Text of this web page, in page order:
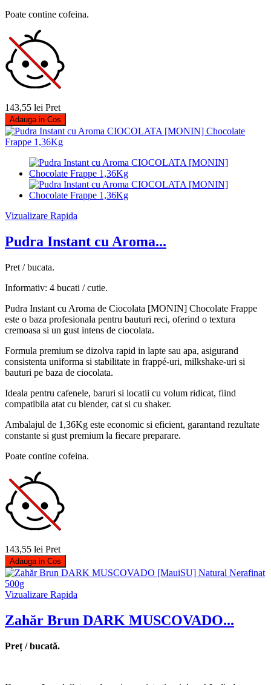
Poate contine cofeina.
143,55 lei Pret
Adauga in Cos
Vizualizare Rapida
Pudra Instant cu Aroma...
Pret / bucata.
Informativ: 4 bucati / cutie.
Pudra Instant cu Aroma de Ciocolata [MONIN] Chocolate Frappe
este o baza profesionala pentru bauturi reci, oferind o textura
cremoasa si un gust intens de ciocolata.
Formula premium se dizolva rapid in lapte sau apa, asigurand
consistenta uniforma si stabilitate in frappé-uri, milkshake-uri si
bauturi pe baza de ciocolata.
Ideala pentru cafenele, baruri si locatii cu volum ridicat, fiind
compatibila atat cu blender, cat si cu shaker.
Ambalajul de 1,36Kg este economic si eficient, garantand rezultate
constante si gust premium la fiecare preparare.
Poate contine cofeina.
143,55 lei Pret
Adauga in Cos
Vizualizare Rapida
Zahăr Brun DARK MUSCOVADO...
Preț / bucată.